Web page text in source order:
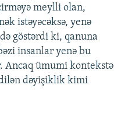
meylli olan,
istəyəcəksə, yenə
göstərdi ki, qanuna
insanlar yenə bu
Ancaq ümumi kontekstə
dəyişiklik kimi